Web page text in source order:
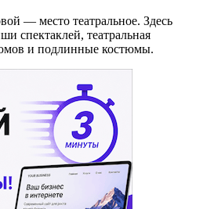
— место театральное. Здесь
спектаклей, театральная
и подлинные костюмы.